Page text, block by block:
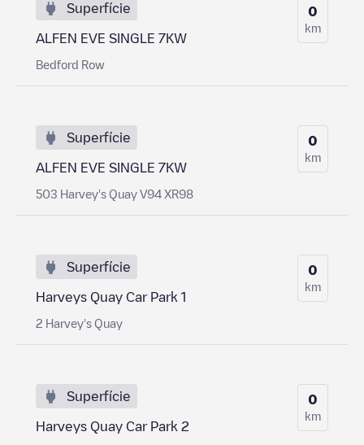
Superfície
ALFEN EVE SINGLE 7KW
Bedford Row
0
km
Superfície
ALFEN EVE SINGLE 7KW
503 Harvey's Quay V94 XR98
0
km
Superfície
Harveys Quay Car Park 1
2 Harvey's Quay
0
km
Superfície
Harveys Quay Car Park 2
0
km